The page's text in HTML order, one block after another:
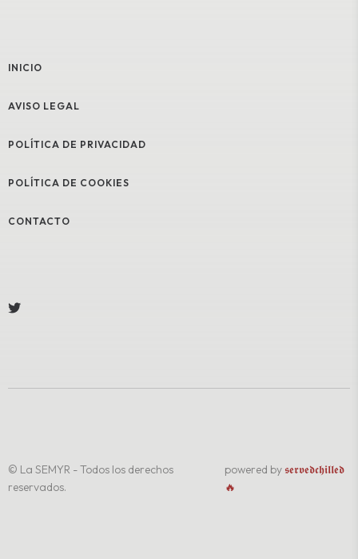
INICIO
AVISO LEGAL
POLÍTICA DE PRIVACIDAD
POLÍTICA DE COOKIES
CONTACTO
© La SEMYR - Todos los derechos
reservados.
powered by 𝖘𝖊𝖗𝖛𝖊𝖉𝖈𝖍𝖎𝖑𝖑𝖊𝖉
🔥